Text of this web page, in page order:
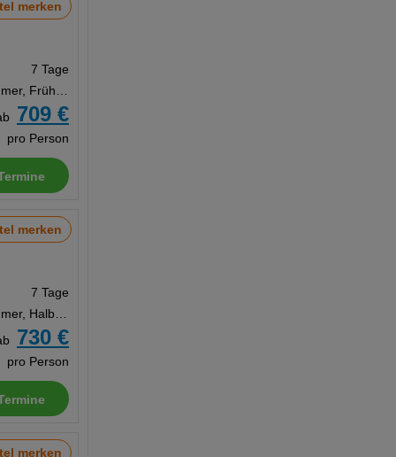
merken
7 Tage
Doppelzimmer, Frühstück
709 €
pro Person
merken
7 Tage
Doppelzimmer, Halbpension
730 €
pro Person
merken